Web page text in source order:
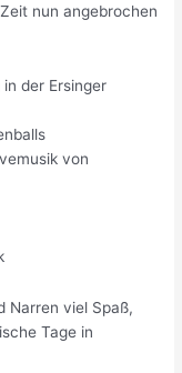
nun angebrochen
der Ersinger
von
Narren viel Spaß,
Tage in